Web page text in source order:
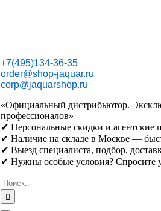
+7(495)134-36-35
order@shop-jaquar.ru
corp@jaquarshop.ru
«Официальный дистрибьютор.
профессионалов»
✔ Персональные скидки и агентские
✔ Наличие на складе в Москве —
✔ Выезд специалиста, подбор,
✔ Нужны особые условия? Спросите
Результат
поиска: